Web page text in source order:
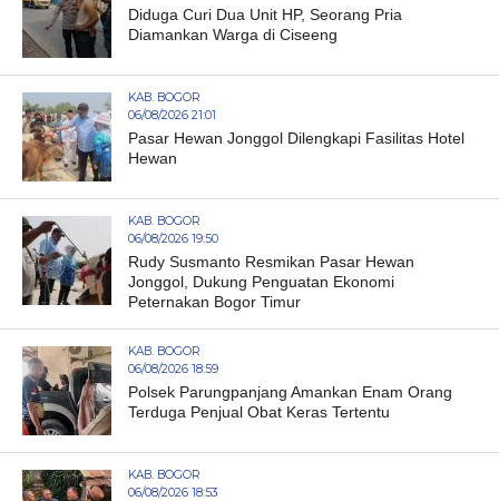
Diduga Curi Dua Unit HP, Seorang Pria
Diamankan Warga di Ciseeng
KAB. BOGOR
06/08/2026 21:01
Pasar Hewan Jonggol Dilengkapi Fasilitas Hotel
Hewan
KAB. BOGOR
06/08/2026 19:50
Rudy Susmanto Resmikan Pasar Hewan
Jonggol, Dukung Penguatan Ekonomi
Peternakan Bogor Timur
KAB. BOGOR
06/08/2026 18:59
Polsek Parungpanjang Amankan Enam Orang
Terduga Penjual Obat Keras Tertentu
KAB. BOGOR
06/08/2026 18:53